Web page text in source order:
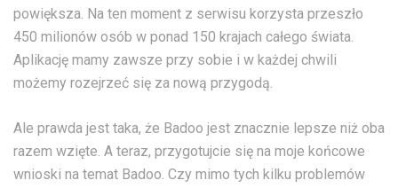
powiększa. Na ten moment z serwisu korzysta przeszło
450 milionów osób w ponad 150 krajach całego świata.
Aplikację mamy zawsze przy sobie i w każdej chwili
możemy rozejrzeć się za nową przygodą.
Ale prawda jest taka, że Badoo jest znacznie lepsze niż oba
razem wzięte. A teraz, przygotujcie się na moje końcowe
wnioski na temat Badoo. Czy mimo tych kilku problemów